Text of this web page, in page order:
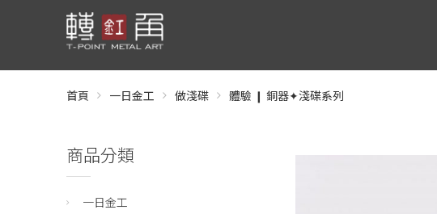
首頁 一日金工 做淺碟 體驗 ❙ 銅器✦淺碟系列
商品分類
一日金工